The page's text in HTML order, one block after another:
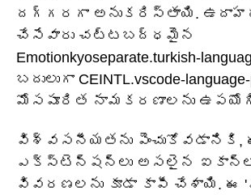
దగ్గరగా అనుకరిస్తాయి.
చేసేవారు చట్టబద్ధమైన
Emotionkyoseparate.turkish-
బదులుగా CEINTL.vscode-
మోసపూరిత నామకరణాలను
విశ్వసనీయతను పెంచుకోవడానికి,
ఎక్స్‌టెన్షన్‌లు అసలైన
వివరణలను కూడా కాపీ చేశాయి. ఈ